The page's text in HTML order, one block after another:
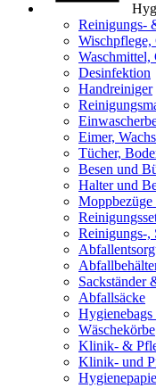
Reinigungs-
Wischpflege,
Waschmittel,
Desinfektion
Handreiniger
Eimer,
Tücher,
Besen und
Halter und
Moppbezüge
Reinigungs-,
Sackständer
Abfallsäcke
Wäschekörbe
Klinik- &
Klinik- und